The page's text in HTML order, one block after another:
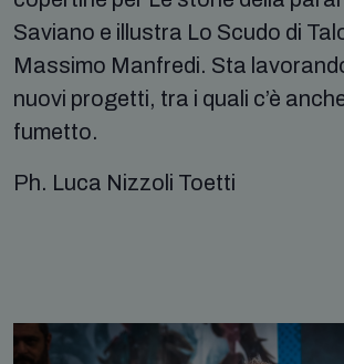
Saviano e illustra Lo Scudo di
Massimo Manfredi. Sta
nuovi progetti, tra i quali c’è
fumetto.
Ph. Luca Nizzoli Toetti